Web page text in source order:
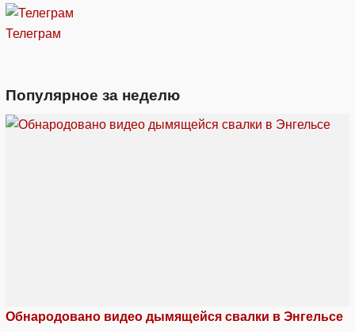
Телеграм
Популярное за неделю
Обнародовано видео дымящейся свалки в Энгельсе